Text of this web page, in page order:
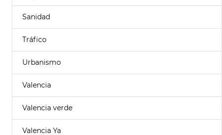
Sanidad
Tráfico
Urbanismo
Valencia
Valencia verde
Valencia Ya